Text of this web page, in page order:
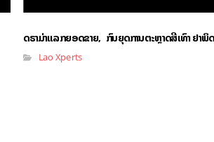
ດຣາມ່າແລກຍອດຂາຍ, ກົນຍຸດການຕະຫຼາດສີເທົາ ຢາ
Lao Xperts